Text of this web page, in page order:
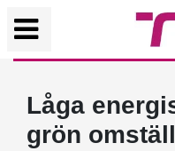
Låga
grön